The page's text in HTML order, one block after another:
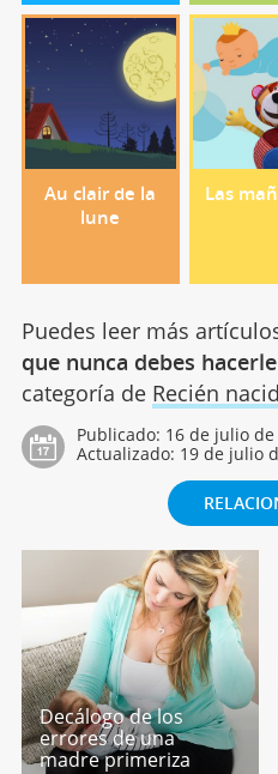
Au clair de la
lune
Las
Puedes leer más
que nunca debes
categoría de Recién
Publicado: 16 de julio de
Actualizado: 19 de julio
Decálogo de los
errores de una
madre primeriza